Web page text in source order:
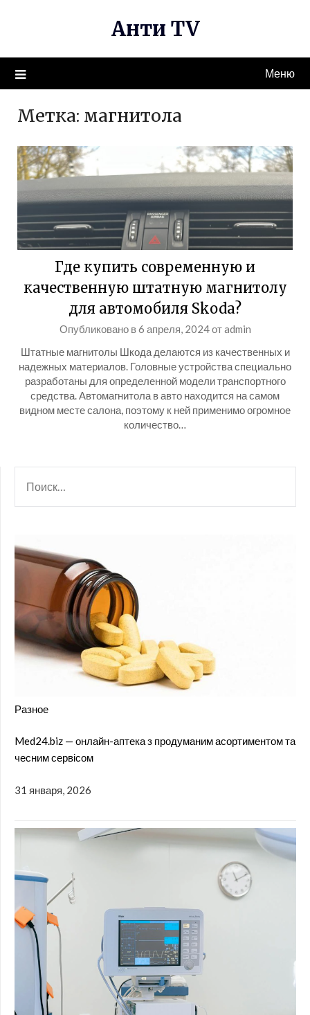
Анти TV
Меню
Метка: магнитола
Где купить современную и
качественную штатную магнитолу
для автомобиля Skoda?
Опубликовано в6 апреля, 2024отadmin
Штатные магнитолы Шкода делаются из качественных и
надежных материалов. Головные устройства специально
разработаны для определенной модели транспортного
средства. Автомагнитола в авто находится на самом
видном месте салона, поэтому к ней применимо огромное
количество…
Разное
Med24.biz — онлайн-аптека з продуманим асортиментом та
чесним сервісом
31 января, 2026